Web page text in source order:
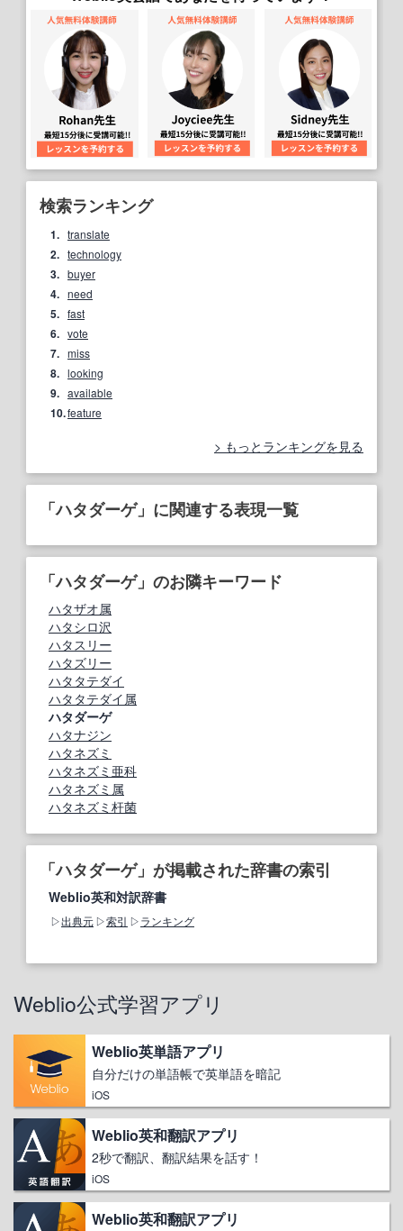
検索ランキング
1. translate
2. technology
3. buyer
4. need
5. fast
6. vote
7. miss
8. looking
9. available
10.feature
もっとランキングを見る
「ハタダーゲ」に関連する表現一覧
「ハタダーゲ」のお隣キーワード
ハタザオ属
ハタシロ沢
ハタスリー
ハタズリー
ハタタテダイ
ハタタテダイ属
ハタダーゲ
ハタナジン
ハタネズミ
ハタネズミ亜科
ハタネズミ属
ハタネズミ杆菌
「ハタダーゲ」が掲載された辞書の索引
Weblio英和対訳辞書
出典元 索引 ランキング
Weblio公式学習アプリ
Weblio英単語アプリ
自分だけの単語帳で英単語を暗記
iOS
Weblio英和翻訳アプリ
2秒で翻訳、翻訳結果を話す！
iOS
Weblio英和翻訳アプリ